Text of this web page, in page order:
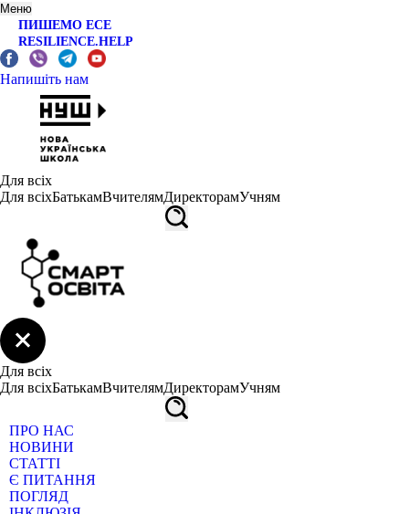
Меню
ПИШЕМО ЕСЕ
RESILIENCE.HELP
Напишіть нам
Для всіх
Для всіхБатькамВчителямДиректорамУчням
Для всіх
Для всіхБатькамВчителямДиректорамУчням
ПРО НАС
НОВИНИ
СТАТТІ
Є ПИТАННЯ
ПОГЛЯД